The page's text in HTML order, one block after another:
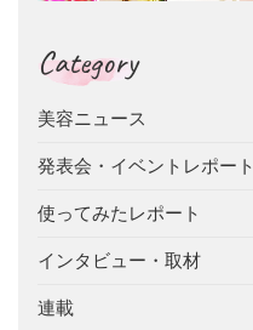
Category
美容ニュース
発表会・イベントレポート
使ってみたレポート
インタビュー・取材
連載